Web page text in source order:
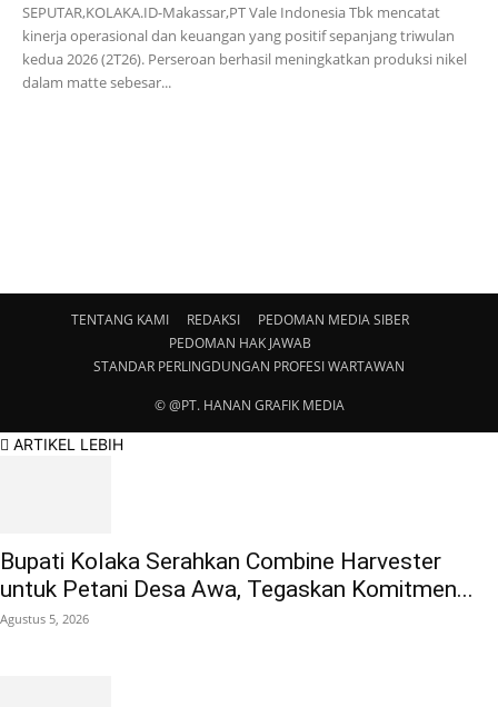
SEPUTAR,KOLAKA.ID-Makassar,PT Vale Indonesia Tbk mencatat
kinerja operasional dan keuangan yang positif sepanjang triwulan
kedua 2026 (2T26). Perseroan berhasil meningkatkan produksi nikel
dalam matte sebesar...
TENTANG KAMI REDAKSI
PEDOMAN MEDIA SIBER
PEDOMAN HAK JAWAB
STANDAR PERLINGDUNGAN PROFESI WARTAWAN
© @PT. HANAN GRAFIK MEDIA
ARTIKEL LEBIH
Bupati Kolaka Serahkan Combine Harvester
untuk Petani Desa Awa, Tegaskan Komitmen...
Agustus 5, 2026